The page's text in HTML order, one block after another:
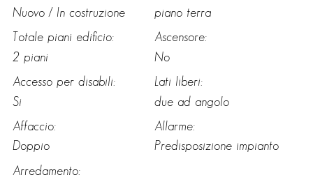
Nuovo / In costruzione
piano terra
Totale piani edificio:
2 piani
Ascensore:
No
Accesso per disabili:
Si
Lati liberi:
due ad angolo
Affaccio:
Doppio
Allarme:
Predisposizione impianto
Arredamento: